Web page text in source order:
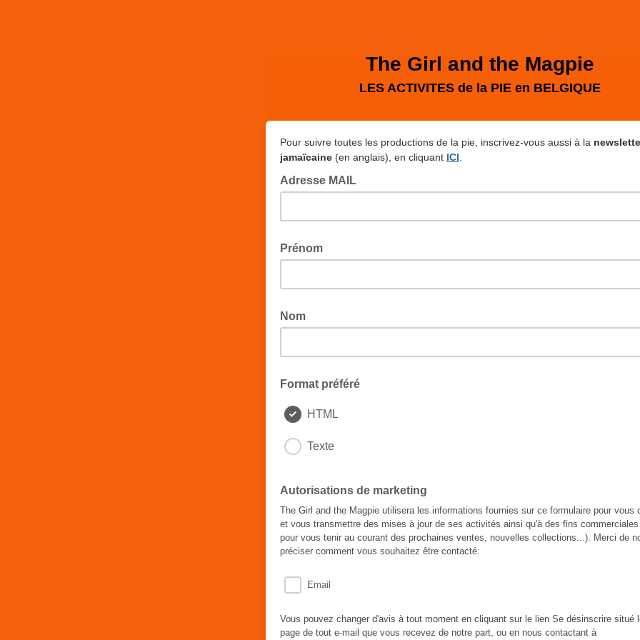
The Girl and the Magpie
LES ACTIVITES de la PIE en BELGIQUE
Pour suivre toutes les productions de la pie, inscrivez-vous aussi à la
jamaïcaine (en anglais), en cliquant ICI
Adresse MAIL
Prénom
Nom
Format préféré
HTML
Texte
Autorisations de marketing
The Girl and the Magpie utilisera les informations fournies sur ce formulaire pour vous
et vous transmettre des mises à jour de ses activités ainsi qu'à des fins
pour vous tenir au courant des prochaines ventes, nouvelles collections...). Merci de
préciser comment vous souhaitez être contacté:
Email
Vous pouvez changer d'avis à tout moment en cliquant sur le lien Se désinscrire situé
page de tout e-mail que vous recevez de notre part, ou en nous contactant à